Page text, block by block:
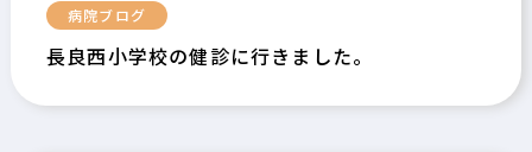
病院ブログ
長良西小学校の健診に行きました。